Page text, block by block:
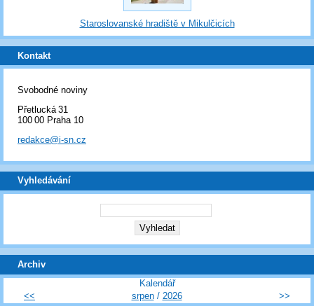
Staroslovanské hradiště v Mikulčicích
Kontakt
Svobodné noviny
Přetlucká 31
100 00 Praha 10
redakce@i-sn.cz
Vyhledávání
Archiv
Kalendář
<<
srpen/ 2026 >>